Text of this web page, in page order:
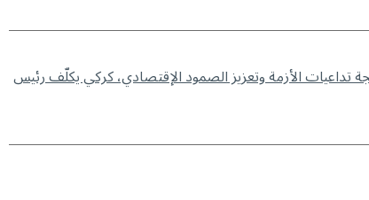
تداعيات الأزمة وتعزيز الصمود الإقتصادي، كركي يكلّف رئيس